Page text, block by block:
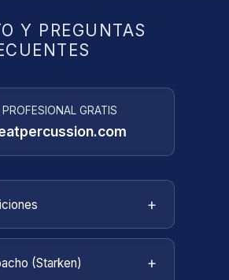
Y PREGUNTAS
GRATIS
+
. Estos
describen las reglas y
el uso del sitio web
(Starken) +